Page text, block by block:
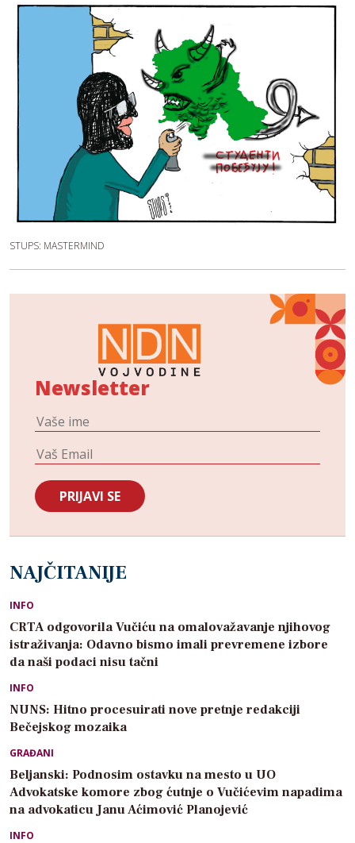
STUPS: MASTERMIND
Newsletter
NAJČITANIJE
INFO
CRTA odgovorila Vučiću na omalovažavanje njihovog
istraživanja: Odavno bismo imali prevremene izbore
da naši podaci nisu tačni
INFO
NUNS: Hitno procesuirati nove pretnje redakciji
Bečejskog mozaika
GRAĐANI
Beljanski: Podnosim ostavku na mesto u UO
Advokatske komore zbog ćutnje o Vučićevim napadima
na advokaticu Janu Aćimović Planojević
INFO